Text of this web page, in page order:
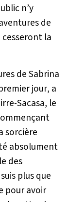
n’y
de
la
de Sabrina
jour, a
Sacasa, le
sorcière
absolument
des
plus que
pour avoir